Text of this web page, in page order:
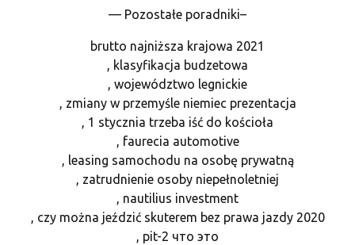
— Pozostałe poradniki–
brutto najniższa krajowa 2021
, klasyfikacja budzetowa
, województwo legnickie
, zmiany w przemyśle niemiec prezentacja
, 1 stycznia trzeba iść do kościoła
, faurecia automotive
, leasing samochodu na osobę prywatną
, zatrudnienie osoby niepełnoletniej
, nautilius investment
, czy można jeździć skuterem bez prawa jazdy 2020
, pit-2 что это